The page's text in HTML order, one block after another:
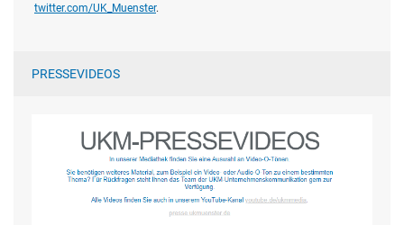
twitter.com/UK_Muenster.
PRESSEVIDEOS